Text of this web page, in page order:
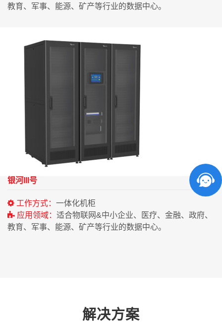
教育、军事、能源、矿产等行业的数据中心。
银河III号
工作方式： 一体化机柜
应用领域： 适合物联网&中小企业、医疗、金融、政府、
教育、军事、能源、矿产等行业的数据中心。
解决方案